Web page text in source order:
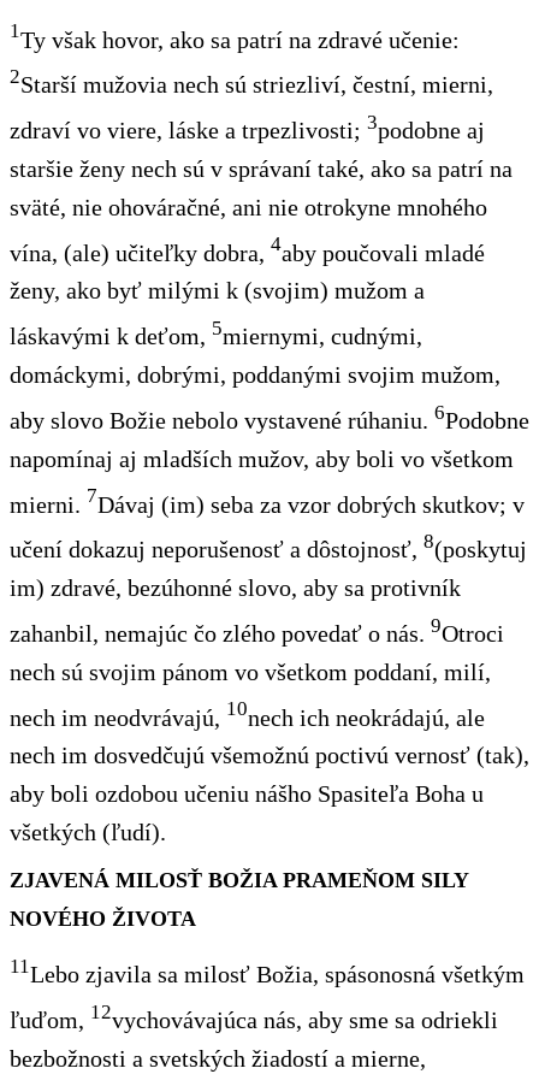
1Ty však hovor, ako sa patrí na zdravé učenie:
2Starší mužovia nech sú striezliví, čestní, mierni,
zdraví vo viere, láske a trpezlivosti; 3podobne aj
staršie ženy nech sú v správaní také, ako sa patrí na
sväté, nie ohováračné, ani nie otrokyne mnohého
vína, (ale) učiteľky dobra, 4aby poučovali mladé
ženy, ako byť milými k (svojim) mužom a
láskavými k deťom, 5miernymi, cudnými,
domáckymi, dobrými, poddanými svojim mužom,
aby slovo Božie nebolo vystavené rúhaniu. 6Podobne
napomínaj aj mladších mužov, aby boli vo všetkom
mierni. 7Dávaj (im) seba za vzor dobrých skutkov; v
učení dokazuj neporušenosť a dôstojnosť, 8(poskytuj
im) zdravé, bezúhonné slovo, aby sa protivník
zahanbil, nemajúc čo zlého povedať o nás. 9Otroci
nech sú svojim pánom vo všetkom poddaní, milí,
nech im neodvrávajú,
10nech ich neokrádajú, ale
nech im dosvedčujú všemožnú poctivú vernosť (tak),
aby boli ozdobou učeniu nášho Spasiteľa Boha u
všetkých (ľudí).
ZJAVENÁ MILOSŤ BOŽIA PRAMEŇOM SILY
NOVÉHO ŽIVOTA
11Lebo zjavila sa milosť Božia, spásonosná všetkým
ľuďom, 12vychovávajúca nás, aby sme sa odriekli
bezbožnosti a svetských žiadostí a mierne,